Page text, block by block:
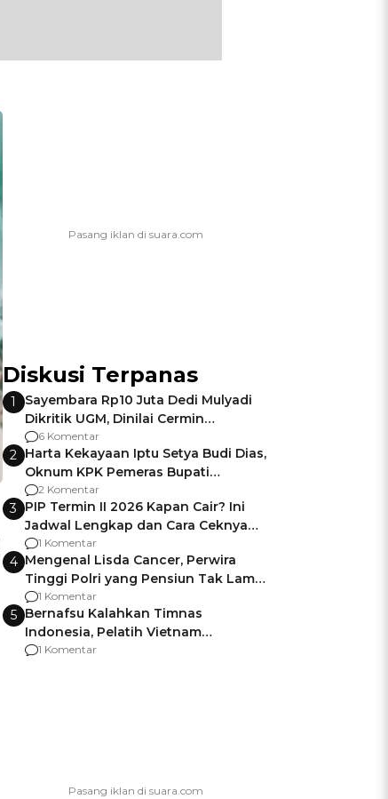
Diskusi Terpanas
1
Sayembara Rp10 Juta Dedi Mulyadi
Dikritik UGM, Dinilai Cermin
Gagalnya Negara Jamin Keamanan
6 Komentar
2 Harta Kekayaan Iptu Setya Budi Dias,
Oknum KPK Pemeras Bupati
Pemalang
2 Komentar
3 PIP Termin II 2026 Kapan Cair? Ini
Jadwal Lengkap dan Cara Ceknya
agar Dana Tidak Hangus!
1 Komentar
4 Mengenal Lisda Cancer, Perwira
Tinggi Polri yang Pensiun Tak Lama
Usai Jadi Brigjen
1 Komentar
5 Bernafsu Kalahkan Timnas
Indonesia, Pelatih Vietnam
Berencana Pakai Jimat di Pakansari
1 Komentar